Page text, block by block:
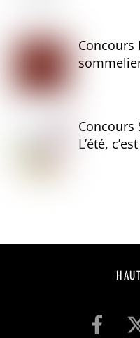
Concours
Concours
L’été,